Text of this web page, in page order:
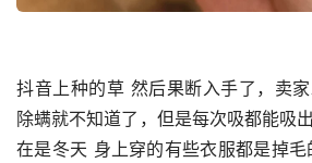
抖音上种的草 然后果断入手了，卖
除螨就不知道了，但是每次吸都能吸
在是冬天 身上穿的有些衣服都是掉